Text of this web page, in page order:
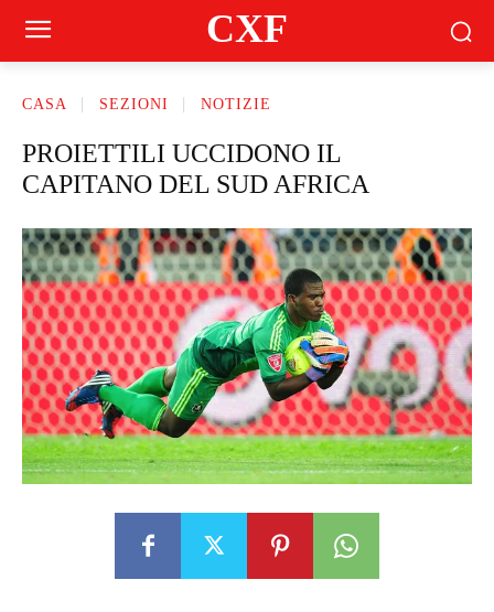
CXF
CASA SEZIONI NOTIZIE
PROIETTILI UCCIDONO IL
CAPITANO DEL SUD AFRICA